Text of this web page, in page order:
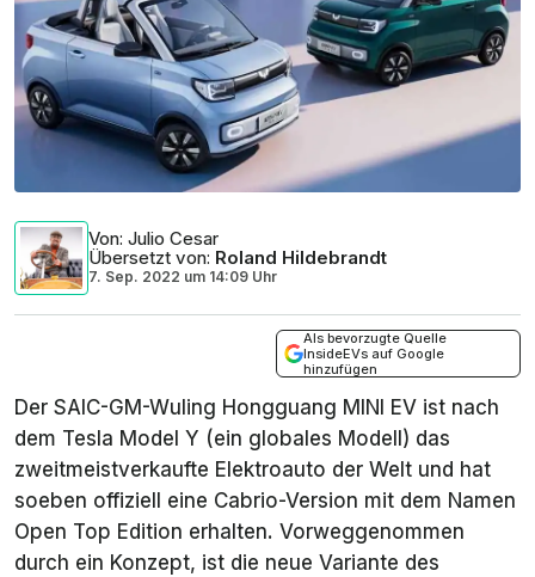
Von: Julio Cesar
Übersetzt von: Roland Hildebrandt
7. Sep. 2022 um 14:09 Uhr
Als bevorzugte Quelle
InsideEVs auf Google
hinzufügen
Der SAIC-GM-Wuling Hongguang MINI EV ist nach
dem Tesla Model Y (ein globales Modell) das
zweitmeistverkaufte Elektroauto der Welt und hat
soeben offiziell eine Cabrio-Version mit dem Namen
Open Top Edition erhalten. Vorweggenommen
durch ein Konzept, ist die neue Variante des